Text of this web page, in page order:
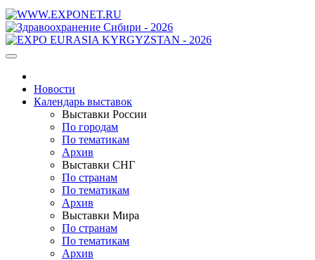
Новости
Календарь выставок
Выставки России
По городам
По тематикам
Архив
Выставки СНГ
По странам
По тематикам
Архив
Выставки Мира
По странам
По тематикам
Архив